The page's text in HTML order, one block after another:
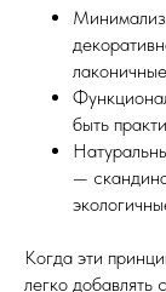
быть
—
Когда эти
легко